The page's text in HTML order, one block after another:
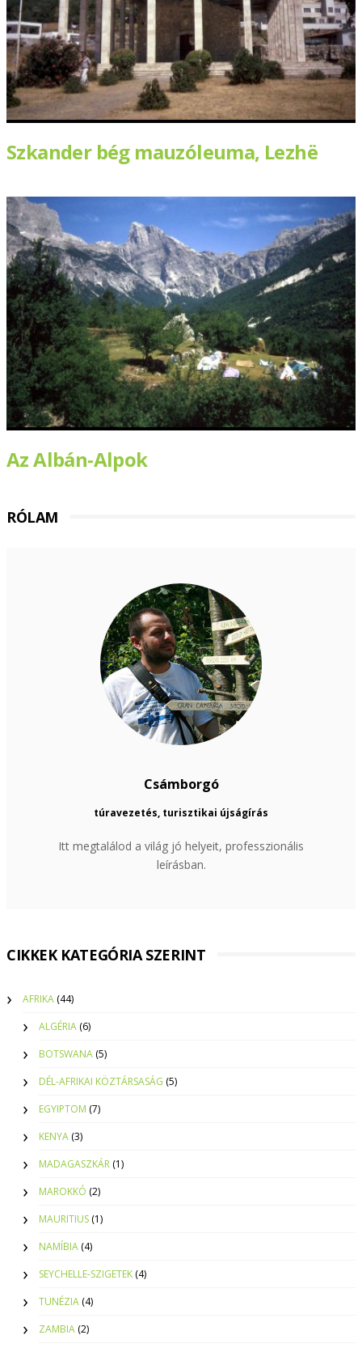
Szkander bég mauzóleuma, Lezhë
Az Albán-Alpok
RÓLAM
Csámborgó
túravezetés, turisztikai újságírás
Itt megtalálod a világ jó helyeit, professzionális
leírásban.
CIKKEK KATEGÓRIA SZERINT
AFRIKA (44)
ALGÉRIA (6)
BOTSWANA (5)
DÉL-AFRIKAI KÖZTÁRSASÁG (5)
EGYIPTOM (7)
KENYA (3)
MADAGASZKÁR (1)
MAROKKÓ (2)
MAURITIUS (1)
NAMÍBIA (4)
SEYCHELLE-SZIGETEK (4)
TUNÉZIA (4)
ZAMBIA (2)